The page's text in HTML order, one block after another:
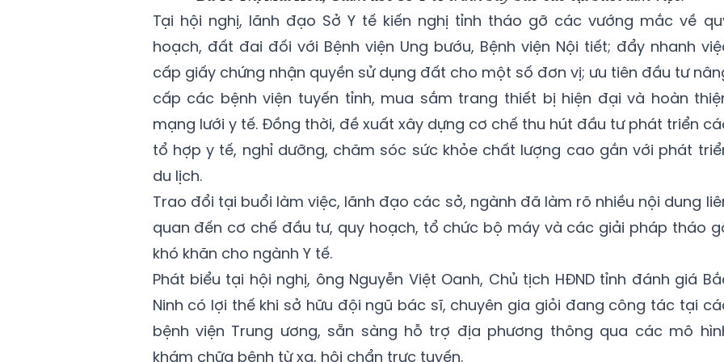
Tại hội nghị, lãnh đạo Sở Y tế kiến nghị tỉnh tháo gỡ các vướng mắc về
hoạch, đất đai đối với Bệnh viện Ung bướu, Bệnh viện Nội tiết; đẩy nhanh
cấp giấy chứng nhận quyền sử dụng đất cho một số đơn vị; ưu tiên đầu tư
cấp các bệnh viện tuyến tỉnh, mua sắm trang thiết bị hiện đại và hoàn
mạng lưới y tế. Đồng thời, đề xuất xây dựng cơ chế thu hút đầu tư phát triển
tổ hợp y tế, nghỉ dưỡng, chăm sóc sức khỏe chất lượng cao gắn với phát
du lịch.
Trao đổi tại buổi làm việc, lãnh đạo các sở, ngành đã làm rõ nhiều nội dung
quan đến cơ chế đầu tư, quy hoạch, tổ chức bộ máy và các giải pháp tháo
khó khăn cho ngành Y tế.
Phát biểu tại hội nghị, ông Nguyễn Việt Oanh, Chủ tịch HĐND tỉnh đánh giá
Ninh có lợi thế khi sở hữu đội ngũ bác sĩ, chuyên gia giỏi đang công tác tại
bệnh viện Trung ương, sẵn sàng hỗ trợ địa phương thông qua các mô
khám chữa bệnh từ xa, hội chẩn trực tuyến.